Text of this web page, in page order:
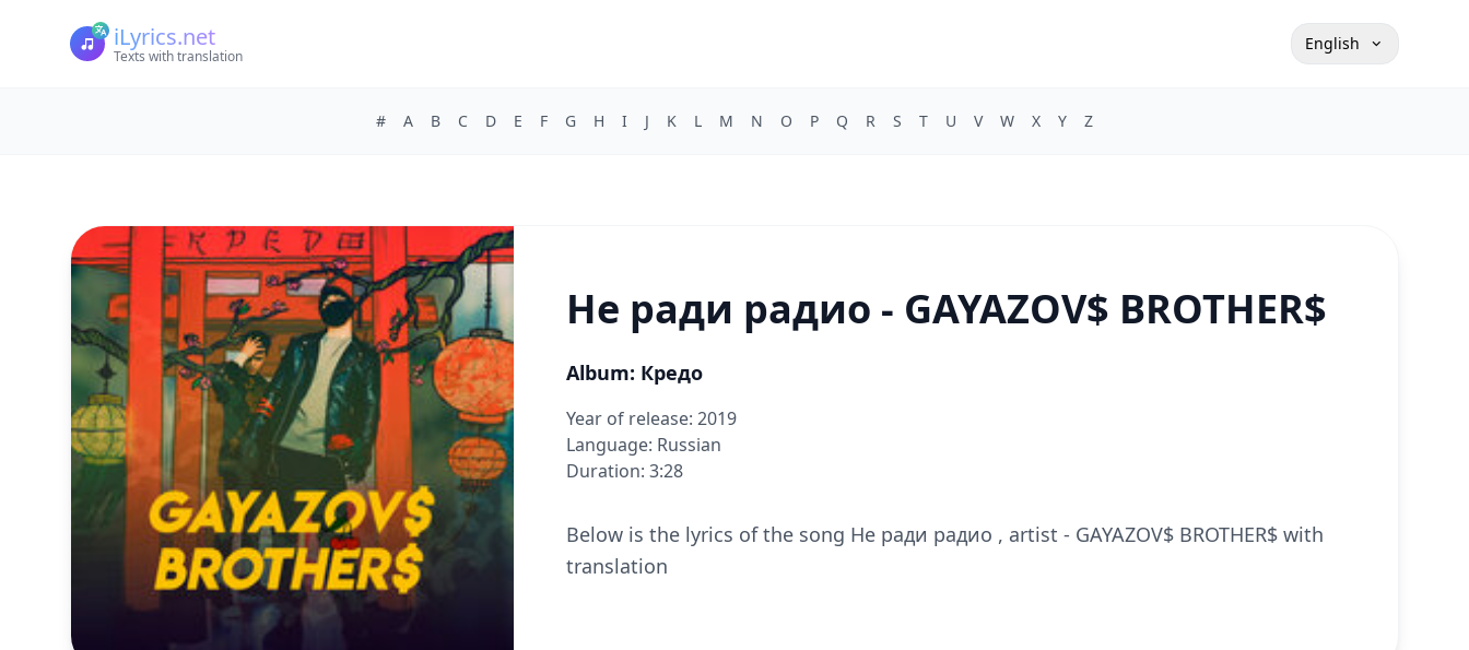
iLyrics.net
Texts with translation
English
# A B C D E F G H I J K L M N O P Q R S T U V W X Y Z
Не ради радио - GAYAZOV$ BROTHER$
Album: Кредо
Year of release: 2019
Language: Russian
Duration: 3:28
Below is the lyrics of the song Не ради радио , artist - GAYAZOV$ BROTHER$ with
translation